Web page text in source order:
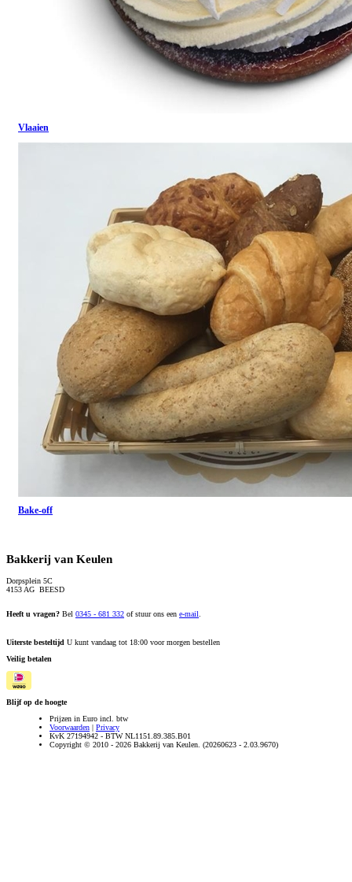
Vlaaien
Bake-off
Bakkerij van Keulen
Dorpsplein 5C
4153 AG BEESD
Heeft u vragen? Bel 0345 - 681 332 of stuur ons een e-mail
Uiterste besteltijd U kunt vandaag tot 18:00 voor morgen bestellen
Veilig betalen
Blijf op de hoogte
Prijzen in Euro incl. btw
Voorwaarden | Privacy
KvK 27194942 - BTW NL1151.89.385.B01
Copyright © 2010 - 2026 Bakkerij van Keulen. (20260623 - 2.03.9670)